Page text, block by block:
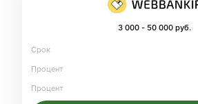
3 000 - 50 000 руб.
Срок
Процент
Процент